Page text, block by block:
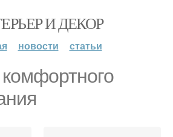
И ДЕКОР
новости статьи